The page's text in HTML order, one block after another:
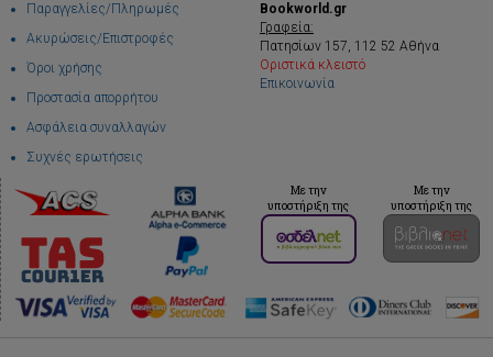
Παραγγελίες/Πληρωμές
Ακυρώσεις/Επιστροφές
Όροι χρήσης
Προστασία απορρήτου
Ασφάλεια συναλλαγών
Συχνές ερωτήσεις
Bookworld.gr
Γραφεία:
Πατησίων 157, 112 52 Αθήνα
Οριστικά κλειστό
Επικοινωνία
Με την
υποστήριξη της
Με την
υποστήριξη της